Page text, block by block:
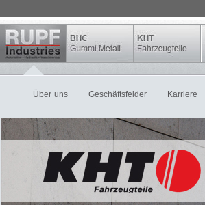
Über uns Geschäftsfelder Karriere